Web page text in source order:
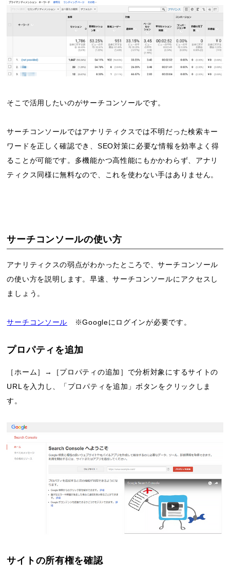
そこで活用したいのがサーチコンソールです。
サーチコンソールではアナリティクスでは不明だった検索キー
ワードを正しく確認でき、SEO対策に必要な情報を効率よく得
ることが可能です。多機能かつ高性能にもかかわらず、アナリ
ティクス同様に無料なので、これを使わない手はありません。
サーチコンソールの使い方
アナリティクスの弱点がわかったところで、サーチコンソール
の使い方を説明します。早速、サーチコンソールにアクセスし
ましょう。
サーチコンソール ※Googleにログインが必要です。
プロパティを追加
［ホーム］→［プロパティの追加］で分析対象にするサイトの
URLを入力し、「プロパティを追加」ボタンをクリックしま
す。
サイトの所有権を確認